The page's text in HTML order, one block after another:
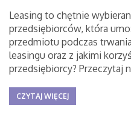
Leasing to chętnie
przedsiębiorców, która
przedmiotu podczas
leasingu oraz z jakimi
przedsiębiorcy? Przeczytaj
CZYTAJ WIĘCEJ